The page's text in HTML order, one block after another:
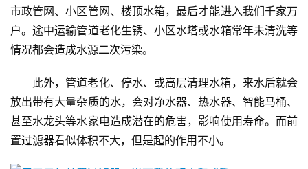
市政管网、小区管网、楼顶水箱，最后才能进入我们千家万
户。途中运输管道老化生锈、小区水塔或水箱常年未清洗等
情况都会造成水源二次污染。
此外，管道老化、停水、或高层清理水箱，来水后就会
放出带有大量杂质的水，会对净水器、热水器、智能马桶、
甚至水龙头等水家电造成潜在的危害，影响使用寿命。而前
置过滤器看似体积不大，但是起的作用不小。